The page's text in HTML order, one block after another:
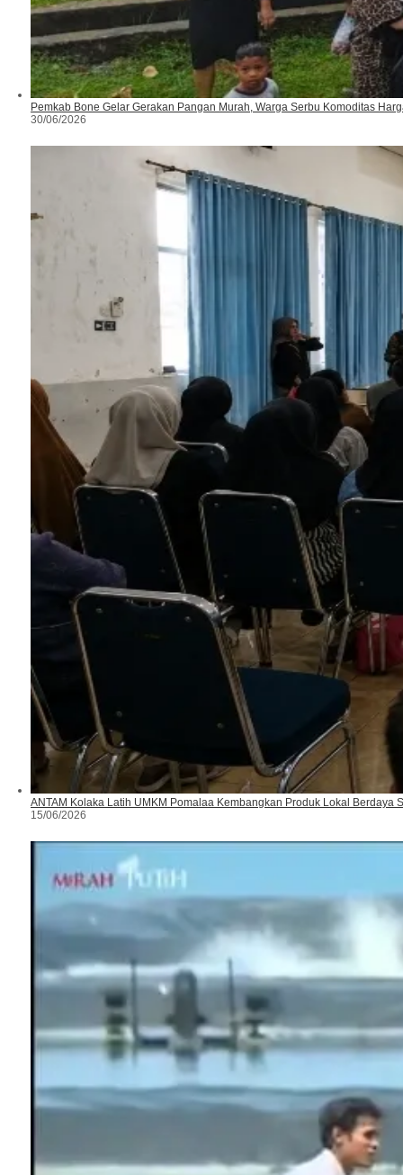
Pemkab Bone Gelar Gerakan Pangan Murah, Warga Serbu Komoditas
30/06/2026
ANTAM Kolaka Latih UMKM Pomalaa Kembangkan Produk Lokal Berdaya
15/06/2026